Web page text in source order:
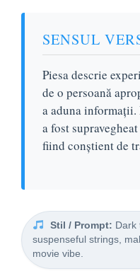
SENSUL
Piesa descrie
de o persoană
a aduna
a fost
fiind conștient de
Stil / Prompt: Dark
suspenseful strings,
movie vibe.